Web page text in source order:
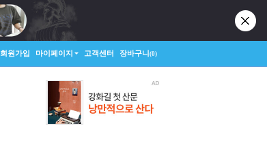
회원가입 마이페이지 고객센터 장바구니(0)